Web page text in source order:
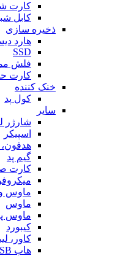
کارت
کابل
ذخیره سازی
هارد
SSD
فلش
کارت
خنک کننده
کول پد
سایر
شارژر
اسپیکر
گیم پد
کارت
ماوس و
ماوس
ماوس
کیبورد
کاور،
هاب USB